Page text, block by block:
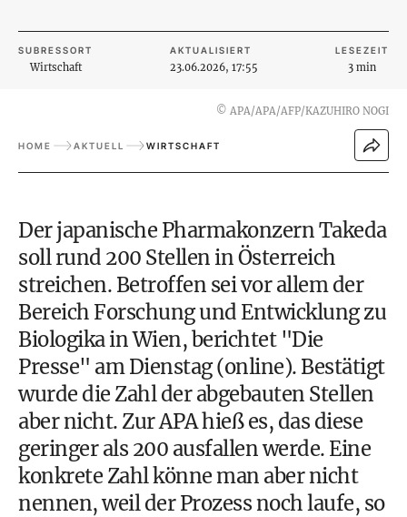
SUBRESSORT
Wirtschaft
AKTUALISIERT
23.06.2026, 17:55
LESEZEIT
3 min
© APA/APA/AFP/KAZUHIRO NOGI
HOME AKTUELL WIRTSCHAFT
Der japanische Pharmakonzern Takeda
soll rund 200 Stellen in Österreich
streichen. Betroffen sei vor allem der
Bereich Forschung und Entwicklung zu
Biologika in Wien, berichtet "Die
Presse" am Dienstag (online). Bestätigt
wurde die Zahl der abgebauten Stellen
aber nicht. Zur APA hieß es, das diese
geringer als 200 ausfallen werde. Eine
konkrete Zahl könne man aber nicht
nennen, weil der Prozess noch laufe, so